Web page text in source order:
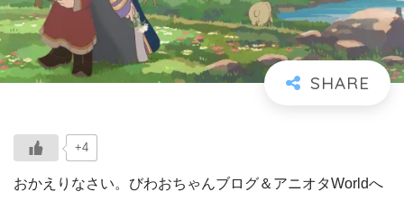
+4
おかえりなさい。びわおちゃんブログ＆アニオタWorldへ